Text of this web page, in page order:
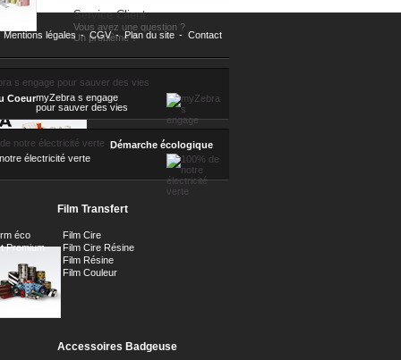
Service Client
Vous avez une question ?
Un problème ?
Mentions légales - CGV - Plan du site - Contact
CoeurmyZebra s engage
pour sauver des vies
Démarche écologique
électricité verte
éco
Premium
Film Transfert
Film Cire
Film Cire Résine
Film Résine
Film Couleur
Accessoires Badgeuse